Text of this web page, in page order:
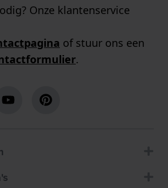
Onze klantenservice
of stuur ons een
.